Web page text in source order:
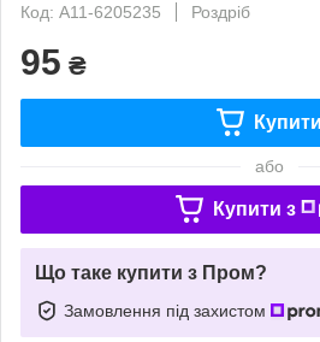
Код: A11-6205235
Роздріб
95 ₴
Купити
або
Купити з
Що таке купити з Пром?
Замовлення під захистом